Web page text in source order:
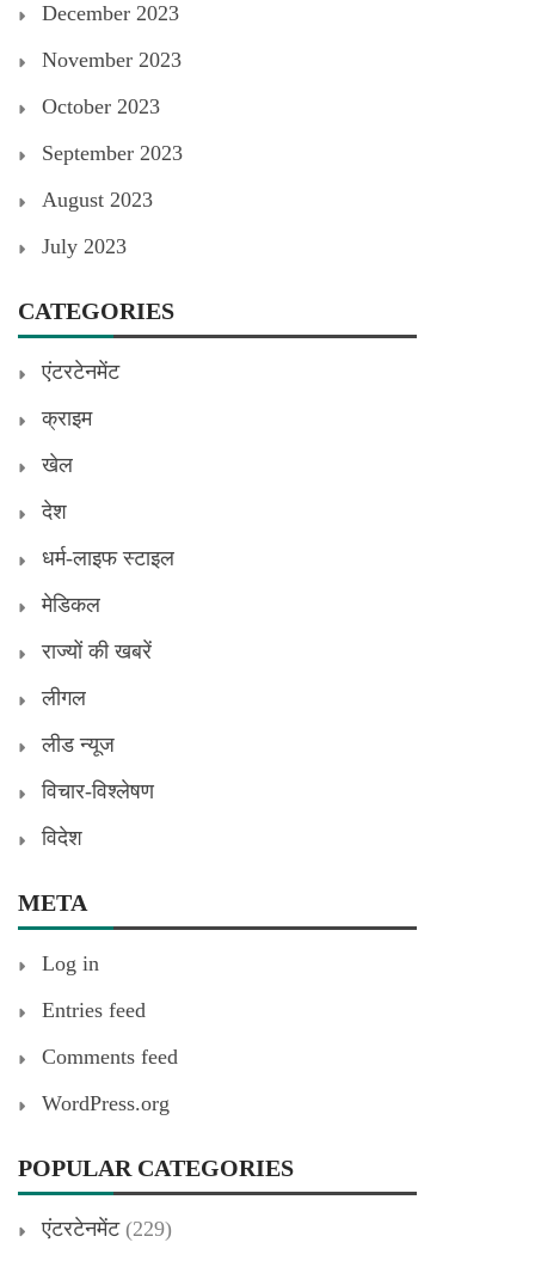
December 2023
November 2023
October 2023
September 2023
August 2023
July 2023
CATEGORIES
एंटरटेनमेंट
क्राइम
खेल
देश
धर्म-लाइफ स्टाइल
मेडिकल
राज्यों की खबरें
लीगल
लीड न्यूज
विचार-विश्लेषण
विदेश
META
Log in
Entries feed
Comments feed
WordPress.org
POPULAR CATEGORIES
एंटरटेनमेंट(229)